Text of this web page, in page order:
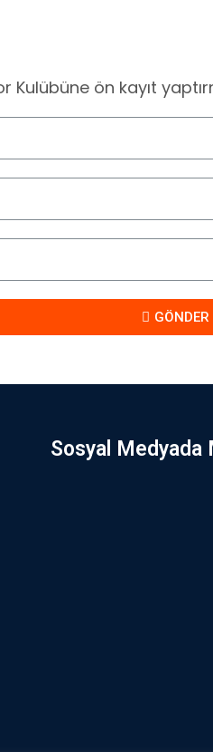
Kulübüne ön kayıt
GÖNDER
Sosyal Medyada